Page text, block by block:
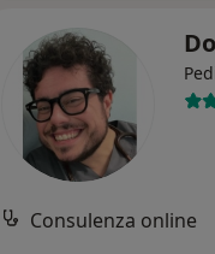
Consulenza online